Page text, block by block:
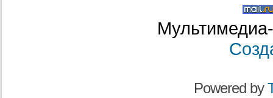
Powered by